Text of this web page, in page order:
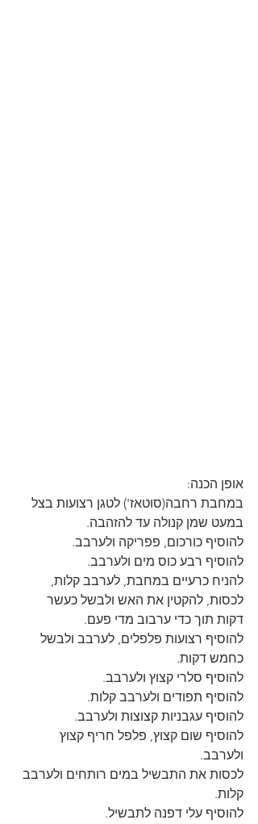
אופן הכנה:
במחבת רחבה(סוטאז') לטגן רצועות בצל
במעט שמן קנולה עד להזהבה.
להוסיף כורכום, פפריקה ולערבב.
להוסיף רבע כוס מים ולערבב.
להניח כרעיים במחבת, לערבב קלות,
לכסות, להקטין את האש ולבשל כעשר
דקות תוך כדי ערבוב מדי פעם.
להוסיף רצועות פלפלים, לערבב ולבשל
כחמש דקות.
להוסיף סלרי קצוץ ולערבב.
להוסיף תפודים ולערבב קלות.
להוסיף עגבניות קצוצות ולערבב.
להוסיף שום קצוץ, פלפל חריף קצוץ
ולערבב.
לכסות את התבשיל במים רותחים ולערבב
קלות.
להוסיף עלי דפנה לתבשיל.